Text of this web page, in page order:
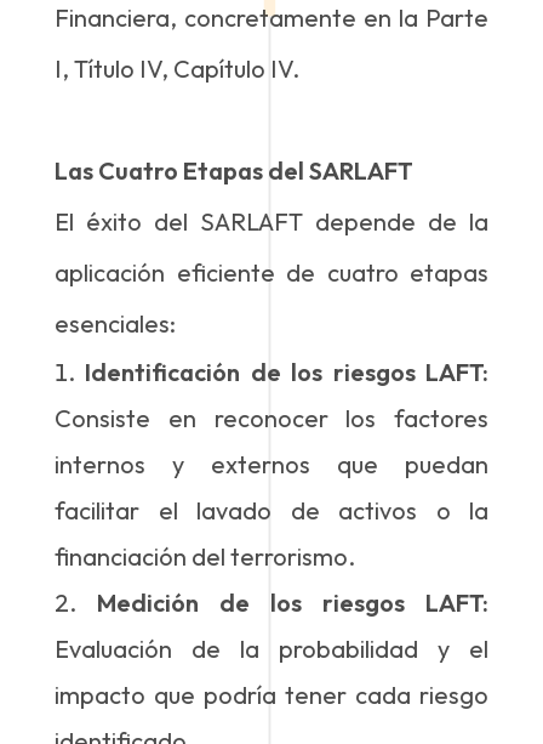
Financiera, concretamente en la Parte
I, Título IV, Capítulo IV.
Las Cuatro Etapas del SARLAFT
El éxito del SARLAFT depende de la
aplicación eficiente de cuatro etapas
esenciales:
Identificación de los riesgos LAFT:
Consiste en reconocer los factores
internos y externos que puedan
facilitar el lavado de activos o la
financiación del terrorismo.
Medición de los riesgos LAFT:
Evaluación de la probabilidad y el
impacto que podría tener cada riesgo